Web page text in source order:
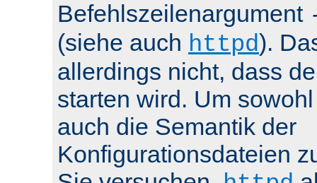
Befehlszeilenargument
(siehe auch httpd).
allerdings nicht, dass
starten wird. Um
auch die Semantik der
Konfigurationsdateien